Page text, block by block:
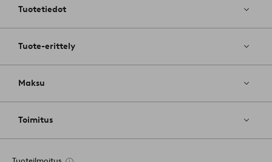
Tuotetiedot
Tuote-erittely
Maksu
Toimitus